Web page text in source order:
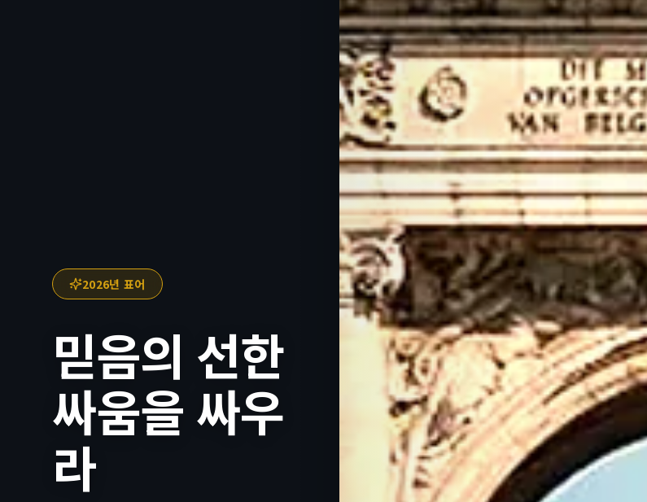
2026년 표어
믿음의 선한
싸움을 싸우
라